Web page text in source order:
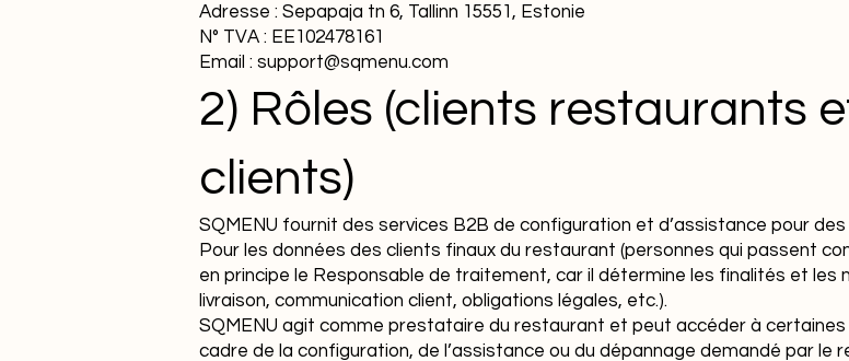
Adresse : Sepapaja tn 6, Tallinn 15551, Estonie
N° TVA : EE102478161
Email : support@sqmenu.com
2) Rôles (clients restaurants
clients)
SQMENU fournit des services B2B de configuration et d’assistance pour
Pour les données des clients finaux du restaurant (personnes qui passent
en principe le Responsable de traitement, car il détermine les finalités et
livraison, communication client, obligations légales, etc.).
SQMENU agit comme prestataire du restaurant et peut accéder à
cadre de la configuration, de l’assistance ou du dépannage demandé par le